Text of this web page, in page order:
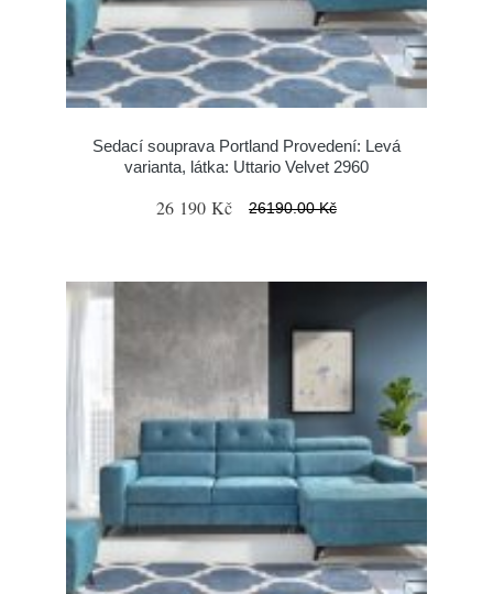
Sedací souprava Portland Provedení: Levá
varianta, látka: Uttario Velvet 2960
26 190 Kč 26190.00 Kč